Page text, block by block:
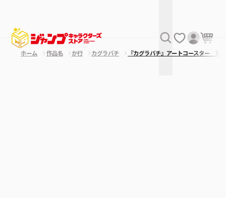
ホーム 作品名 か行 カグラバチ 『カグラバチ』アートコースター